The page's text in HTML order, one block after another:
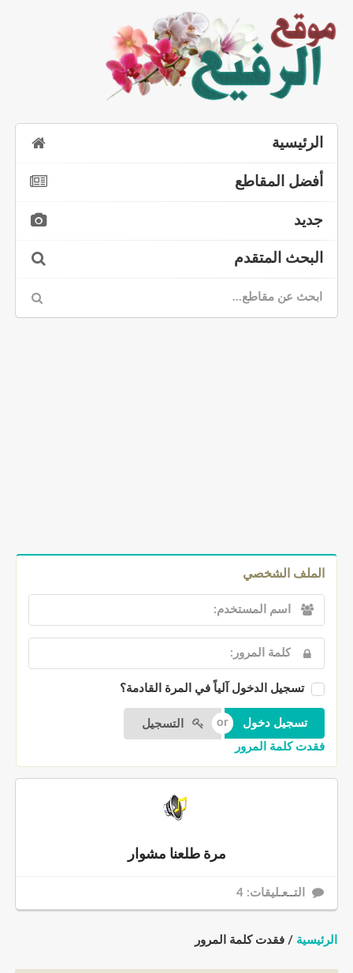
الرئيسية
أفضل المقاطع
جديد
البحث المتقدم
الملف الشخصي
تسجيل الدخول آلياً في المرة القادمة؟
التسجيل
فقدت كلمة المرور
مرة طلعنا مشوار
التــعـليقات: 4
الرئيسية / فقدت كلمة المرور